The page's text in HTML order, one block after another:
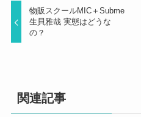
物販スクールMIC＋Subme
生貝雅哉 実態はどうな
の？
関連記事